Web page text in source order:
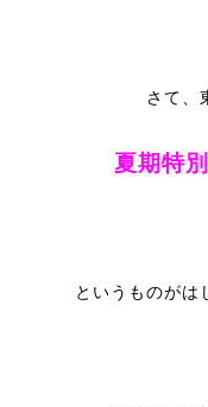
さて、
夏期特
というものがは